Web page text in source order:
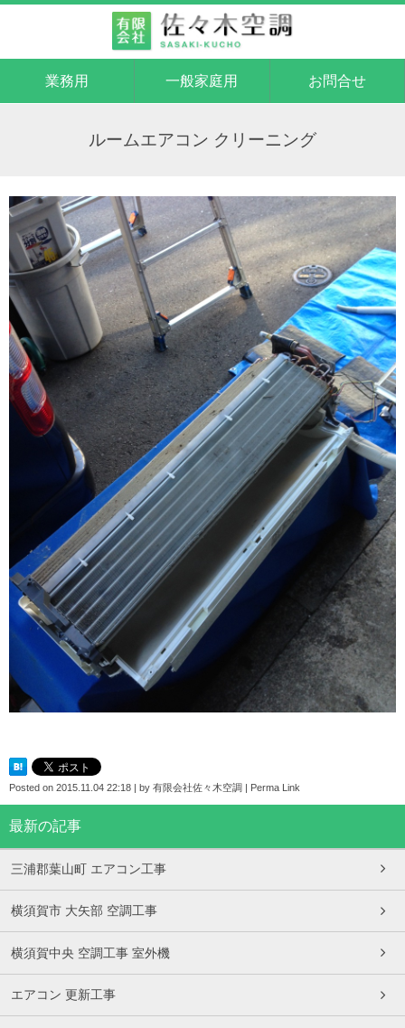
業務用 一般家庭用 お問合せ
ルームエアコン クリーニング
Posted on 2015.11.04 22:18 | by 有限会社佐々木空調 | Perma Link
最新の記事
三浦郡葉山町 エアコン工事
横須賀市 大矢部 空調工事
横須賀中央 空調工事 室外機
エアコン 更新工事